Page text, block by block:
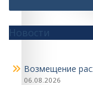
Новости
Возмещение
06.08.2026